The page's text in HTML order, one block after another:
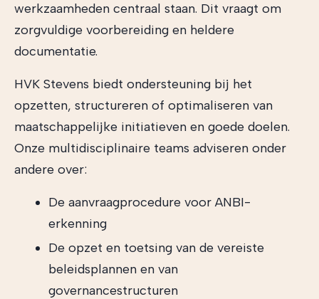
werkzaamheden centraal staan. Dit vraagt om
zorgvuldige voorbereiding en heldere
documentatie.
HVK Stevens biedt ondersteuning bij het
opzetten, structureren of optimaliseren van
maatschappelijke initiatieven en goede doelen.
Onze multidisciplinaire teams adviseren onder
andere over:
De aanvraagprocedure voor ANBI-
erkenning
De opzet en toetsing van de vereiste
beleidsplannen en van
governancestructuren